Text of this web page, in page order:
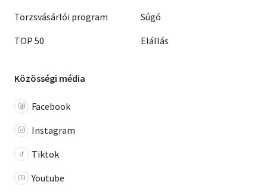
Törzsvásárlói program
TOP 50
Súgó
Elállás
Közösségi média
Facebook
Instagram
Tiktok
Youtube